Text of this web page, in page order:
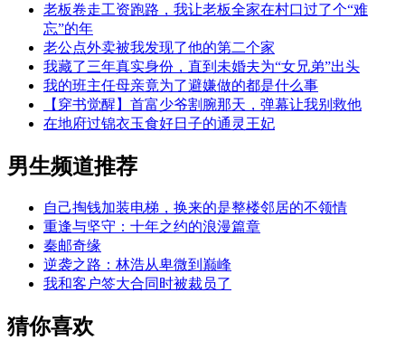
老板卷走工资跑路，我让老板全家在村口过了个“难
忘”的年
老公点外卖被我发现了他的第二个家
我藏了三年真实身份，直到未婚夫为“女兄弟”出头
我的班主任母亲竟为了避嫌做的都是什么事
【穿书觉醒】首富少爷割腕那天，弹幕让我别救他
在地府过锦衣玉食好日子的通灵王妃
男生频道推荐
自己掏钱加装电梯，换来的是整楼邻居的不领情
重逢与坚守：十年之约的浪漫篇章
秦邮奇缘
逆袭之路：林浩从卑微到巅峰
我和客户签大合同时被裁员了
猜你喜欢